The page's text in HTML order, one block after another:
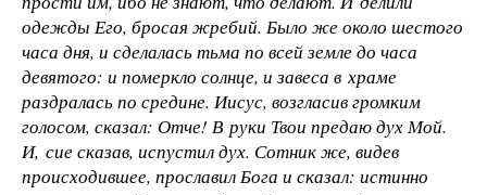
одежды Его, бросая жребий. Было же около шестого
часа дня, и сделалась тьма по всей земле до часа
девятого: и померкло солнце, и завеса в храме
раздралась по средине. Иисус, возгласив громким
голосом, сказал: Отче! В руки Твои предаю дух Мой.
И, сие сказав, испустил дух. Сотник же, видев
происходившее, прославил Бога и сказал: истинно